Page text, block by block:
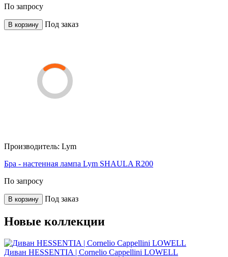
По запросу
В корзину Под заказ
Производитель: Lym
Бра - настенная лампа Lym SHAULA R200
По запросу
В корзину Под заказ
Новые коллекции
Диван HESSENTIA | Cornelio Cappellini LOWELL